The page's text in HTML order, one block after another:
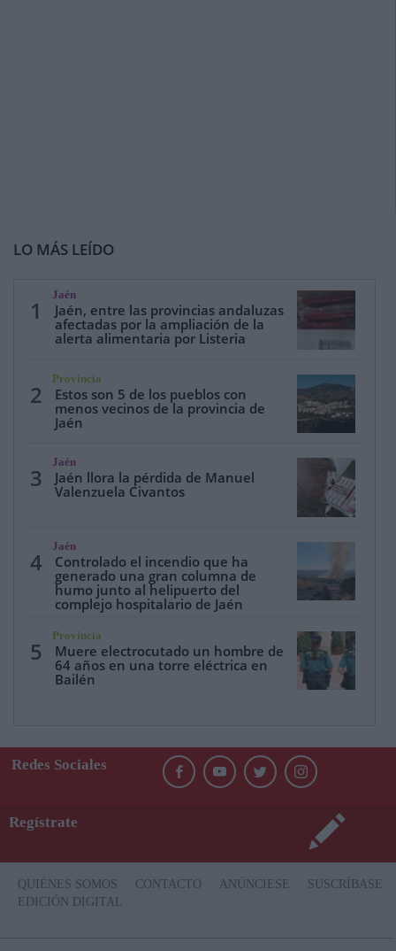
LO MÁS LEÍDO
1
Jaén
Jaén, entre las provincias andaluzas
afectadas por la ampliación de la
alerta alimentaria por Listeria
2
Provincia
Estos son 5 de los pueblos con
menos vecinos de la provincia de
Jaén
3
Jaén
Jaén llora la pérdida de Manuel
Valenzuela Civantos
4
Jaén
Controlado el incendio que ha
generado una gran columna de
humo junto al helipuerto del
complejo hospitalario de Jaén
5
Provincia
Muere electrocutado un hombre de
64 años en una torre eléctrica en
Bailén
Redes Sociales
Regístrate
QUIÉNES SOMOS CONTACTO ANÚNCIESE
SUSCRÍBASE
EDICIÓN DIGITAL